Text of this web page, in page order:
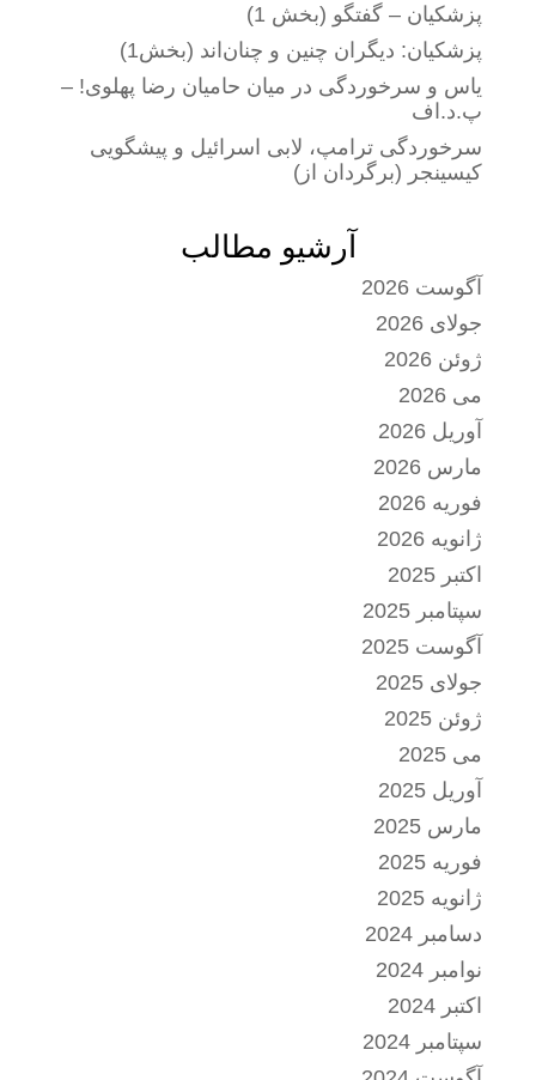
پزشکیان – گفتگو (بخش 1)
پزشکیان: دیگران چنین و چنان‌اند (بخش1)
یاس و سرخوردگی در میان حامیان رضا پهلوی! –
پ.د.اف
سرخوردگی ترامپ، لابی اسرائیل و پیشگویی
کیسینجر (برگردان از)
آرشیو مطالب
آگوست 2026
جولای 2026
ژوئن 2026
می 2026
آوریل 2026
مارس 2026
فوریه 2026
ژانویه 2026
اکتبر 2025
سپتامبر 2025
آگوست 2025
جولای 2025
ژوئن 2025
می 2025
آوریل 2025
مارس 2025
فوریه 2025
ژانویه 2025
دسامبر 2024
نوامبر 2024
اکتبر 2024
سپتامبر 2024